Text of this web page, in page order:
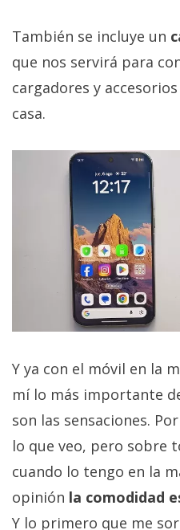
También se incluye un
que nos servirá para
cargadores y
casa.
Y ya con el móvil en la
mí lo más importante
son las sensaciones.
lo que veo, pero sobre
cuando lo tengo en la
opinión la comodidad
Y lo primero que me